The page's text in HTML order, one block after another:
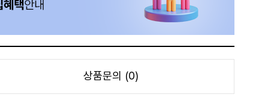
상품문의 (0)